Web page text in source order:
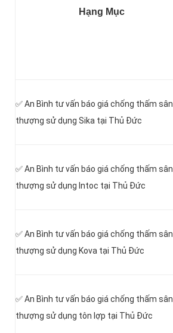
Hạng Mục
✅ An Bình tư vấn báo giá chống thấm sân
thượng sử dụng Sika tại Thủ Đức
✅ An Bình tư vấn báo giá chống thấm sân
thượng sử dụng Intoc tại Thủ Đức
✅ An Bình tư vấn báo giá chống thấm sân
thượng sử dụng Kova tại Thủ Đức
✅ An Bình tư vấn báo giá chống thấm sân
thượng sử dụng tôn lợp tại Thủ Đức